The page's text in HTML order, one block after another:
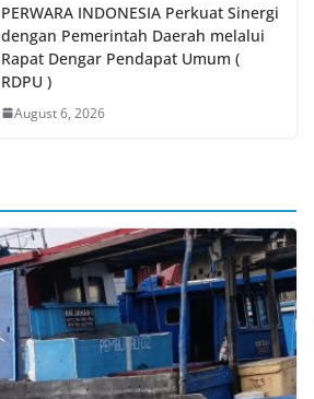
PERWARA INDONESIA Perkuat Sinergi
dengan Pemerintah Daerah melalui
Rapat Dengar Pendapat Umum (
RDPU )
August 6, 2026